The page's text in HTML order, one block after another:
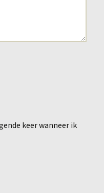
keer wanneer ik